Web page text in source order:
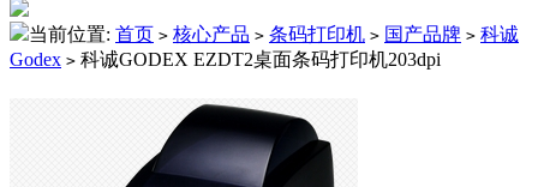
当前位置: 首页 > 核心产品 > 条码打印机 > 国产品牌 > 科诚
Godex > 科诚GODEX EZDT2桌面条码打印机203dpi